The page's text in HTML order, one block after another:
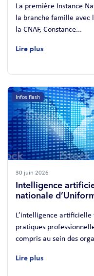
La première Instance
la branche famille avec
la CNAF, Constance...
Lire plus
Infos flash
30 juin 2026
Intelligence
nationale
L’intelligence
pratiques
compris au sein des
Lire plus